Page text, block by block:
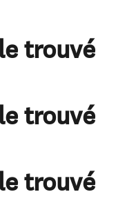
trouvé
trouvé
trouvé